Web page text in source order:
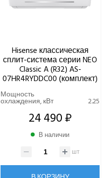
Hisense классическая
сплит-система серии NEO
Classic A (R32) AS-
07HR4RYDDC00 (комплект)
Мощность
охлаждения, кВт 2.25
24 490 ₽
В наличии
шт